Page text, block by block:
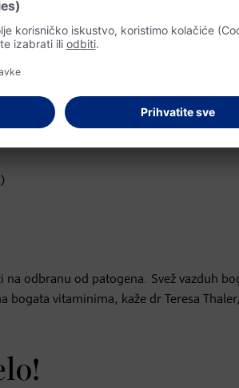
i temperatura – doktorka savetuje da
znači da bi sebi trebalo da obezbedite:
odbranu od patogena. Svež vazduh
bogata vitaminima, kaže dr Teresa Thaler,